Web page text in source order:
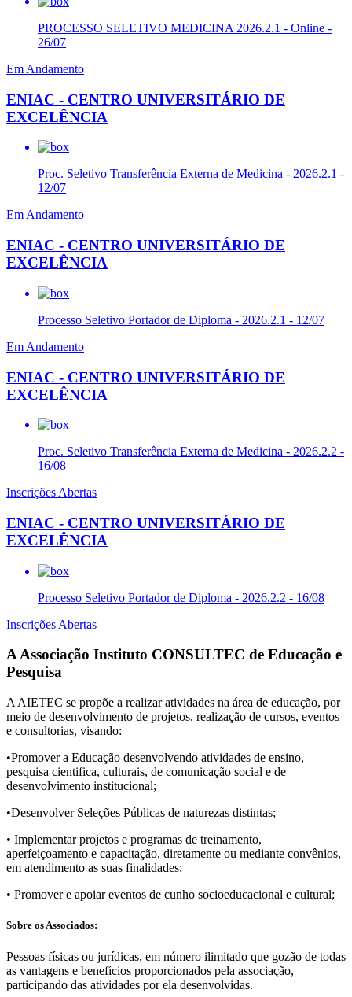
PROCESSO SELETIVO MEDICINA 2026.2.1 - Online -
26/07
Em Andamento
ENIAC - CENTRO UNIVERSITÁRIO DE
EXCELÊNCIA
Proc. Seletivo Transferência Externa de Medicina - 2026.2.1 -
12/07
Em Andamento
ENIAC - CENTRO UNIVERSITÁRIO DE
EXCELÊNCIA
Processo Seletivo Portador de Diploma - 2026.2.1 - 12/07
Em Andamento
ENIAC - CENTRO UNIVERSITÁRIO DE
EXCELÊNCIA
Proc. Seletivo Transferência Externa de Medicina - 2026.2.2 -
16/08
Inscrições Abertas
ENIAC - CENTRO UNIVERSITÁRIO DE
EXCELÊNCIA
Processo Seletivo Portador de Diploma - 2026.2.2 - 16/08
Inscrições Abertas
A Associação Instituto CONSULTEC de Educação e
Pesquisa
A AIETEC se propõe a realizar atividades na área de educação, por
meio de desenvolvimento de projetos, realização de cursos, eventos
e consultorias, visando:
•Promover a Educação desenvolvendo atividades de ensino,
pesquisa cientifica, culturais, de comunicação social e de
desenvolvimento institucional;
•Desenvolver Seleções Públicas de naturezas distintas;
• Implementar projetos e programas de treinamento,
aperfeiçoamento e capacitação, diretamente ou mediante convênios,
em atendimento as suas finalidades;
• Promover e apoiar eventos de cunho socioeducacional e cultural;
Sobre os Associados:
Pessoas fí­sicas ou jurí­dicas, em número ilimitado que gozão de todas
as vantagens e benefí­cios proporcionados pela associação,
participando das atividades por ela desenvolvidas.